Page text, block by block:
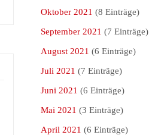
Oktober 2021 (8 Einträge)
September 2021 (7 Einträge)
August 2021 (6 Einträge)
Juli 2021 (7 Einträge)
Juni 2021 (6 Einträge)
Mai 2021 (3 Einträge)
April 2021 (6 Einträge)